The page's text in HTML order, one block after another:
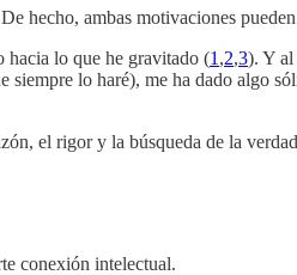
hecho, ambas motivaciones
hacia lo que he gravitado (1 ,2,3). Y al
lo haré), me ha dado algo
el rigor y la búsqueda de la
conexión intelectual.